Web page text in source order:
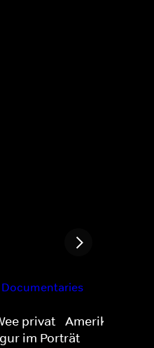
privat - Amerikas
im Porträt